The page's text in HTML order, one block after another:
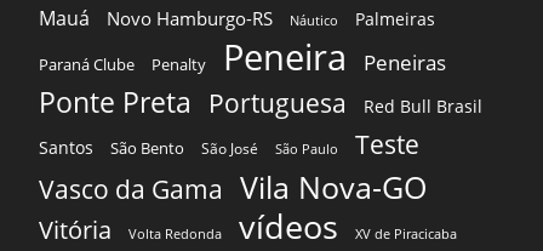
Mauá Novo Hamburgo-RS Náutico Palmeiras
Paraná Clube Penalty Peneira Peneiras
Ponte Preta Portuguesa
Red Bull Brasil
Santos
São Bento São José São Paulo Teste
Vasco da Gama Vila Nova-GO
Vitória Volta Redonda vídeos XV de Piracicaba